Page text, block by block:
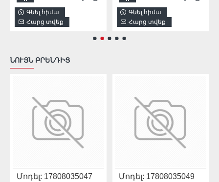
Գնել հիմա
Հարց տվեք
Գնել հիմա
Հարց տվեք
ՆՈՒՅՆ ԲՐԵՆԴԻՑ
Մոդել: 17808035047
Մոդել: 17808035049